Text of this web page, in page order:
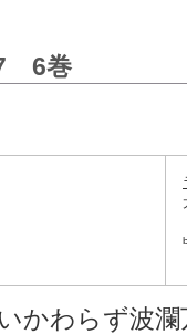
6巻
かわらず波瀾